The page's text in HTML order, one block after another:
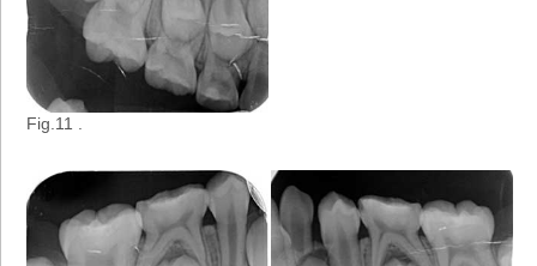
Fig.11 .